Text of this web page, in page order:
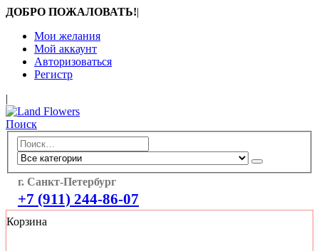
ДОБРО ПОЖАЛОВАТЬ!|
Мои желания
Мой аккаунт
Авторизоваться
Регистр
|
Поиск
г. Санкт-Петербург
+7 (911) 244-86-07
Корзина